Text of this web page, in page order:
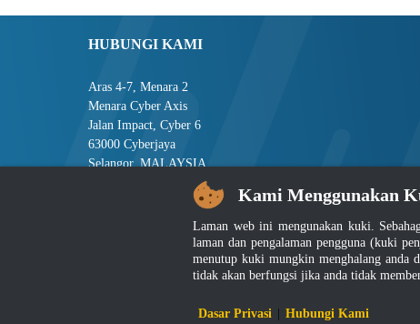
HUBUNGI KAMI
Aras 4-7, Menara 2
Menara Cyber Axis
Jalan Impact, Cyber 6
63000 Cyberjaya
Selangor, MALAYSIA
Tel : +603-8008 2900
E-mel : central[at]jsm[dot]gov[dot]my
Penafian|
Kami Menggunakan
Laman web ini mengunakan kuki.
laman dan pengalaman pengguna (kuki
menutup kuki mungkin menghalang anda
tidak akan berfungsi jika anda tidak
Dasar Privasi Hubungi Kami